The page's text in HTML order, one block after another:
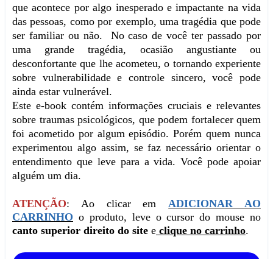
que acontece por algo inesperado e impactante na vida
das pessoas, como por exemplo, uma tragédia que pode
ser familiar ou não. No caso de você ter passado por
uma grande tragédia, ocasião angustiante ou
desconfortante que lhe acometeu, o tornando experiente
sobre vulnerabilidade e controle sincero, você pode
ainda estar vulnerável.
Este e-book contém informações cruciais e relevantes
sobre traumas psicológicos, que podem fortalecer quem
foi acometido por algum episódio. Porém quem nunca
experimentou algo assim, se faz necessário orientar o
entendimento que leve para a vida. Você pode apoiar
alguém um dia.
ATENÇÃO: Ao clicar em ADICIONAR AO
CARRINHO o produto, leve o cursor do mouse no
canto superior direito do site e clique no carrinho.